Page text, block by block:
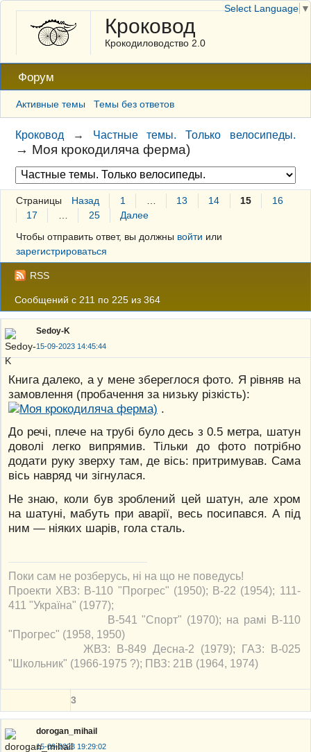
Кроковод
Крокодиловодство 2.0
Форум
Активные темы Темы без ответов
Кроковод → Частные темы. Только велосипеды.
→ Моя крокодиляча ферма)
Страницы Назад 1 13 14 15
16
17
25
Далее
Чтобы отправить ответ, вы должны войти или
зарегистрироваться
RSS
Сообщений с 211 по 225 из 364
Sedoy-K
15-09-2023 14:45:44
Книга далеко, а у мене збереглося фото. Я рівняв на
замовлення (пробачення за низьку різкість):
.
До речі, плече на трубі було десь з 0.5 метра, шатун
доволі легко випрямив. Тільки до фото потрібно
додати руку зверху там, де вісь: притримував. Сама
вісь навряд чи зігнулася.
Не знаю, коли був зроблений цей шатун, але хром
на шатуні, мабуть при аварії, весь посипався. А під
ним — ніяких шарів, гола сталь.
Поки сам не розберусь, ні на що не поведусь!
Проекти ХВЗ: В-110 "Прогрес" (1950); В-22 (1954); 111-
411 "Україна" (1977);
В-541 "Спорт" (1970); на рамі В-110
"Прогрес" (1958, 1950)
ЖВЗ: В-849 Десна-2 (1979); ГАЗ: В-025
"Школьник" (1966-1975 ?); ПВЗ: 21В (1964, 1974)
3
dorogan_mihail
15-09-2023 19:29:02
Select Language ▼